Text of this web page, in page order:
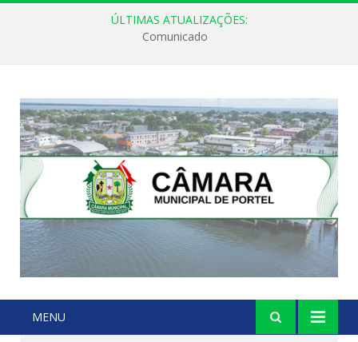
ÚLTIMAS ATUALIZAÇÕES:
Comunicado
MENU